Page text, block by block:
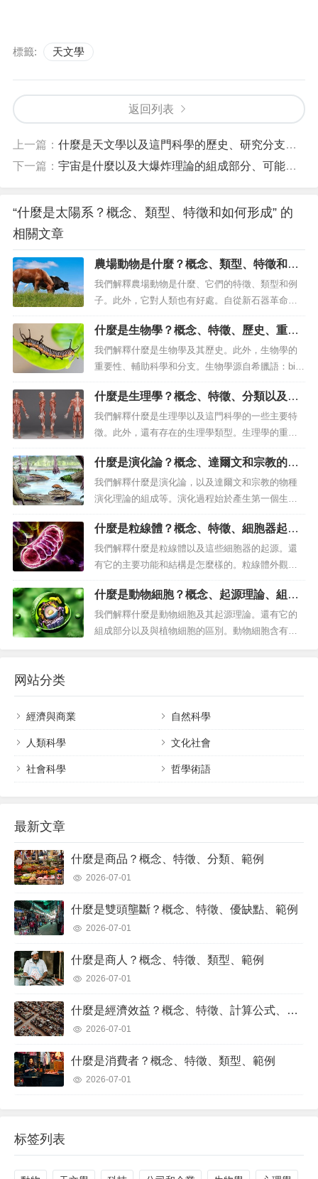
標籤: 天文學
返回列表
上一篇： 什麼是天文學以及這門科學的歷史、研究分支和占星學的區別
下一篇： 宇宙是什麼以及大爆炸理論的組成部分、可能結局
“什麼是太陽系？概念、類型、特徵和如何形成” 的
相關文章
農場動物是什麼？概念、類型、特徵和例
子
我們解釋農場動物是什麼、它們的特徵、類型和例
子。此外，它對人類也有好處。自從新石器革命以
來，農場動物就伴隨著人類。什麼是農場動物？農
場動物是通常屬於農村人口的家畜，即在農場、畜
群或農場出生和飼養的動物。這些動物非常習慣與
人類打交道，因為自從九千多年前所謂的新石器革
命期間農業和畜牧業發明以來，它們就一...
什麼是生物學？概念、特徵、歷史、重要
性、輔助科學和分支
我們解釋什麼是生物學及其歷史。此外，生物學的
重要性、輔助科學和分支。生物學源自希臘語：bio
s，「生命」和logy，「科學、知識」。什麼是生物
學？生物學（其名稱來自希臘語：bíos，「生命」
和logy ，「科學、知識」）是自然科學之一，其研
究對象包括生命的不同形式和動態：起源、進化、
適應和生物過程：...
什麼是生理學？概念、特徵、分類以及存
在類型
我們解釋什麼是生理學以及這門科學的一些主要特
徵。此外，還有存在的生理學類型。生理學的重點
是研究生物的器官及其功能。什麼是生理學？生理
學（源自希臘語Physiologia ，自然知識）是一門負
責了解和分析生物體功能的科學。透過結合其他精
確科學（物理、化學、生物學）所提出的原理，這
門學科賦予賦予生物生命...
什麼是演化論？概念、達爾文和宗教的物
種演化理論的組成等
我們解釋什麼是演化論，以及達爾文和宗教的物種
演化理論的組成等。演化過程始於產生第一個生命
的原始海洋。什麼是進化論？演化的概念是指產生
某種研究或分析對象的新形式的條件變化。值得注
意的是，演化是漸進的過程，變化是逐漸發生的，
只能隨著時間的推移才能觀察到。演化一詞在生物
學領域有其最基本的用途，特別是指居住...
什麼是粒線體？概念、特徵、細胞器起
源、主要功能和結構
我們解釋什麼是粒線體以及這些細胞器的起源。還
有它的主要功能和結構是怎麼樣的。粒線體外觀細
長，位於細胞質中。什麼是粒線體？粒線體 是細胞
質細胞器（即人體器官的細胞等效物），在細胞中
充當能量工廠，合成三磷酸腺苷 ( ATP )分子，為生
命（細胞呼吸）所需的各種細胞過程提供化學燃
什麼是動物細胞？概念、起源理論、組成
部分與植物細胞的區別。
我們解釋什麼是動物細胞及其起源理論。還有它的
組成部分以及與植物細胞的區別。動物細胞含有明
組織的細胞。由於動物是複雜的多細胞生物，它們
的細胞具有非常高水平的專業化：根據它...
网站分类
經濟與商業 自然科學
人類科學 文化社會
社會科學 哲學術語
最新文章
什麼是商品？概念、特徵、分類、範例
2026-07-01
什麼是雙頭壟斷？概念、特徵、優缺點、範例
2026-07-01
什麼是商人？概念、特徵、類型、範例
2026-07-01
什麼是經濟效益？概念、特徵、計算公式、範例
2026-07-01
什麼是消費者？概念、特徵、類型、範例
2026-07-01
标签列表